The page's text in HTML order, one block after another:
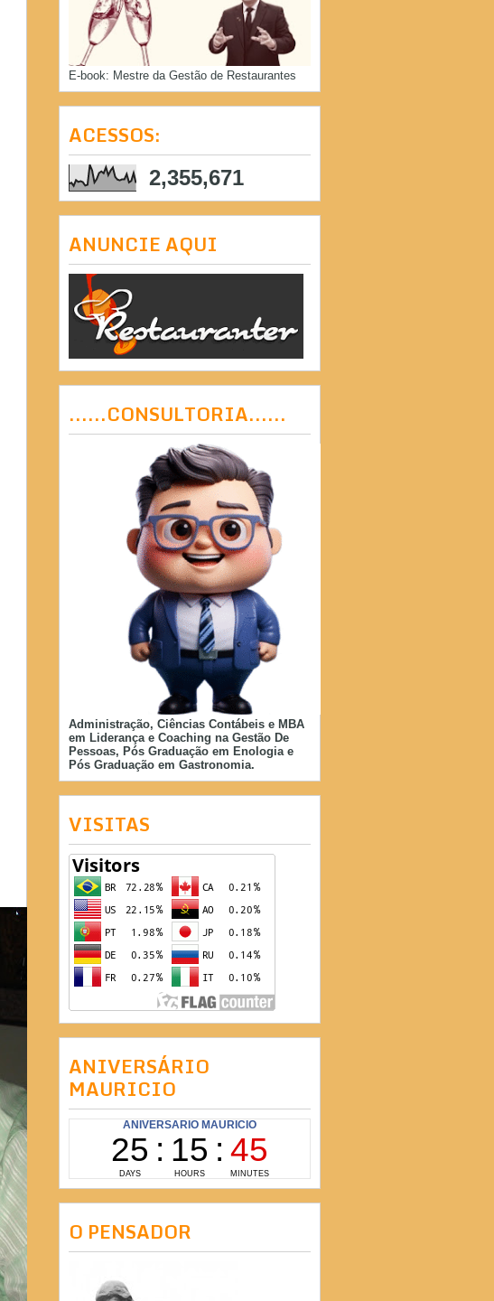
E-book: Mestre da Gestão de Restaurantes
ACESSOS:
2,355,671
ANUNCIE AQUI
......CONSULTORIA......
Administração, Ciências Contábeis e MBA
em Liderança e Coaching na Gestão De
Pessoas, Pós Graduação em Enologia e
Pós Graduação em Gastronomia.
VISITAS
ANIVERSÁRIO
MAURICIO
O PENSADOR